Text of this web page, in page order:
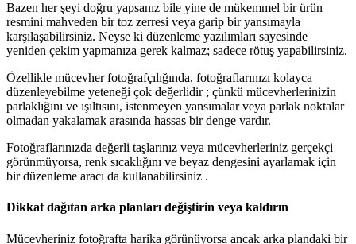
Bazen her şeyi doğru yapsanız bile yine de mükemmel bir ürün
resmini mahveden bir toz zerresi veya garip bir yansımayla
karşılaşabilirsiniz. Neyse ki düzenleme yazılımları sayesinde
yeniden çekim yapmanıza gerek kalmaz; sadece rötuş yapabilirsiniz.
Özellikle mücevher fotoğrafçılığında, fotoğraflarınızı kolayca
düzenleyebilme yeteneği çok değerlidir ; çünkü mücevherlerinizin
parlaklığını ve ışıltısını, istenmeyen yansımalar veya parlak noktalar
olmadan yakalamak arasında hassas bir denge vardır.
Fotoğraflarınızda değerli taşlarınız veya mücevherleriniz gerçekçi
görünmüyorsa, renk sıcaklığını ve beyaz dengesini ayarlamak için
bir düzenleme aracı da kullanabilirsiniz .
Dikkat dağıtan arka planları değiştirin veya kaldırın
Mücevheriniz fotoğrafta harika görünüyorsa ancak arka plandaki bir